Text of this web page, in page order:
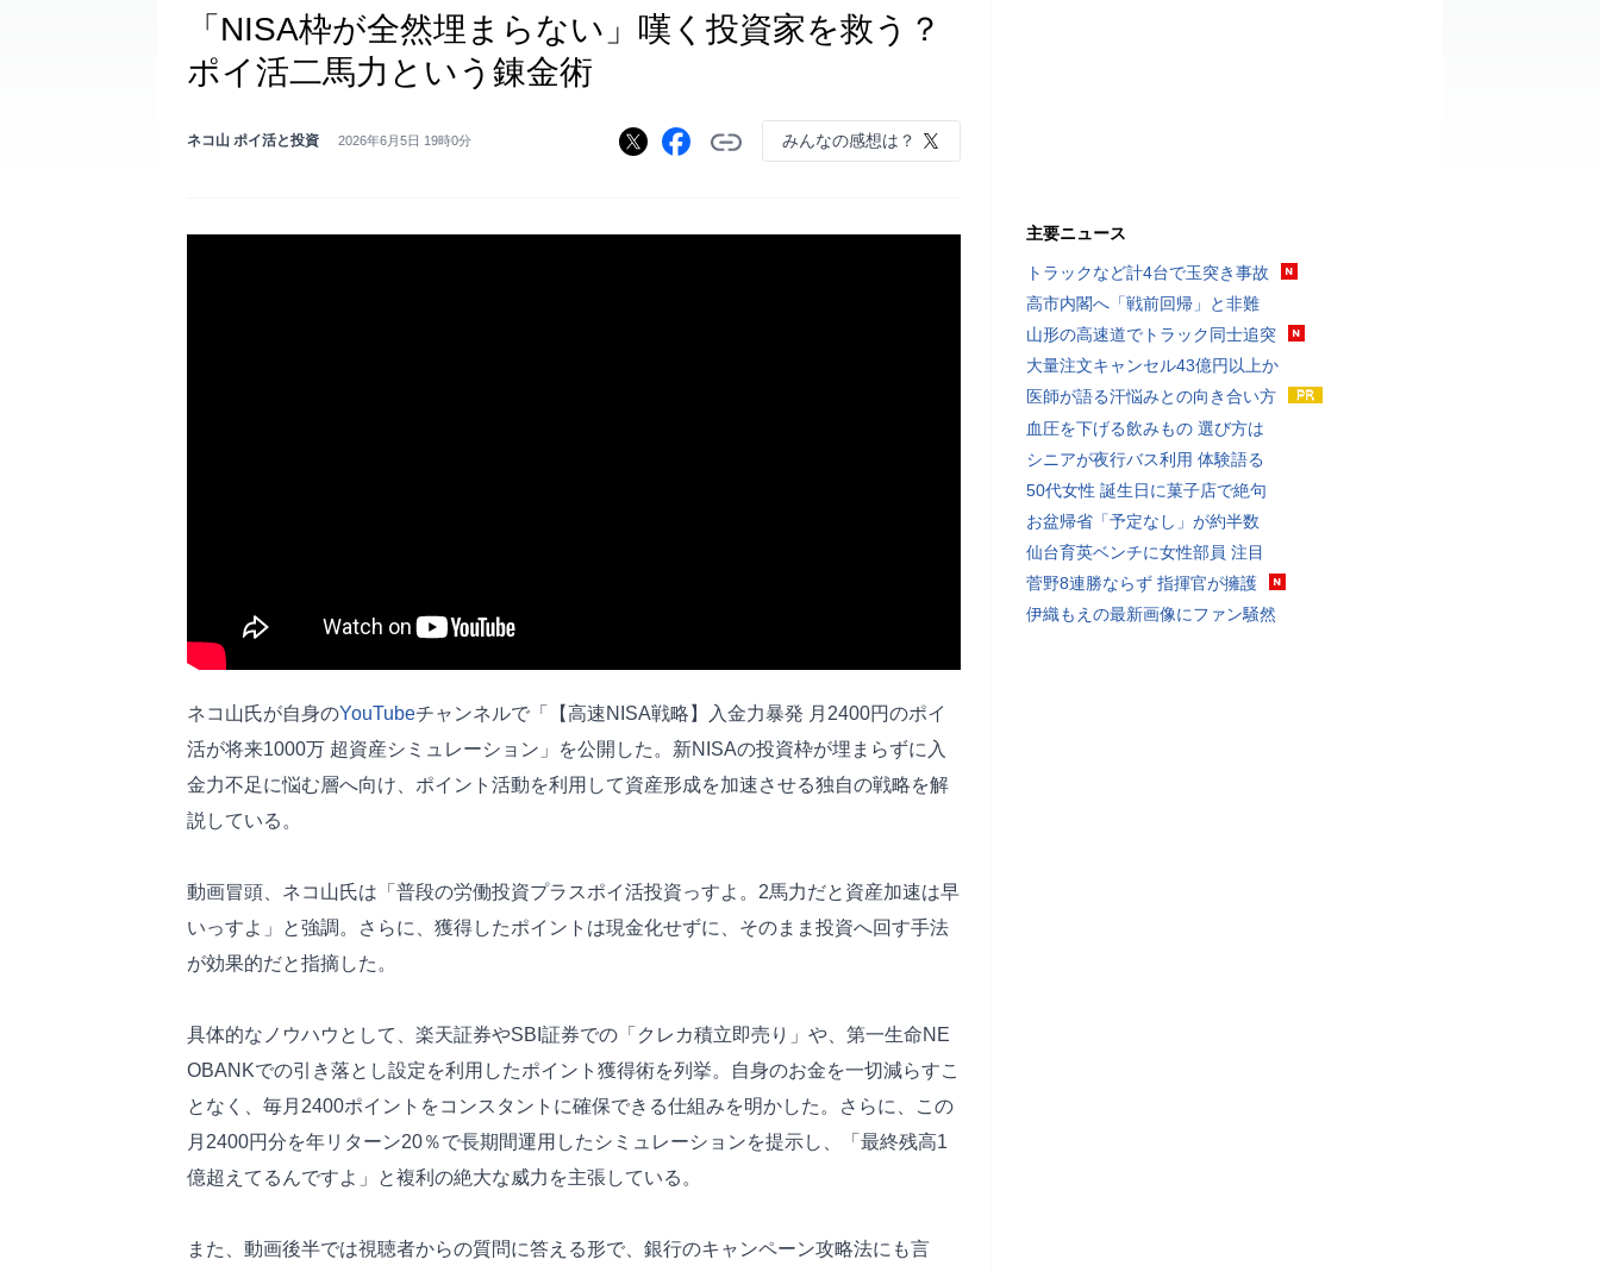
「NISA枠が全然埋まらない」嘆く投資家を救う？
ポイ活二馬力という錬金術
ネコ山 ポイ活と投資 2026年6月5日 19時0分 みんなの感想は？
ネコ山氏が自身のYouTubeチャンネルで「【高速NISA戦略】入金力暴発 月2400円のポイ
活が将来1000万 超資産シミュレーション」を公開した。新NISAの投資枠が埋まらずに入
金力不足に悩む層へ向け、ポイント活動を利用して資産形成を加速させる独自の戦略を解
説している。
動画冒頭、ネコ山氏は「普段の労働投資プラスポイ活投資っすよ。2馬力だと資産加速は早
いっすよ」と強調。さらに、獲得したポイントは現金化せずに、そのまま投資へ回す手法
が効果的だと指摘した。
具体的なノウハウとして、楽天証券やSBI証券での「クレカ積立即売り」や、第一生命NE
OBANKでの引き落とし設定を利用したポイント獲得術を列挙。自身のお金を一切減らすこ
となく、毎月2400ポイントをコンスタントに確保できる仕組みを明かした。さらに、この
月2400円分を年リターン20％で長期間運用したシミュレーションを提示し、「最終残高1
億超えてるんですよ」と複利の絶大な威力を主張している。
また、動画後半では視聴者からの質問に答える形で、銀行のキャンペーン攻略法にも言
主要ニュース
トラックなど計4台で玉突き事故
高市内閣へ「戦前回帰」と非難
山形の高速道でトラック同士追突
大量注文キャンセル43億円以上か
医師が語る汗悩みとの向き合い方
血圧を下げる飲みもの 選び方は
シニアが夜行バス利用 体験語る
50代女性 誕生日に菓子店で絶句
お盆帰省「予定なし」が約半数
仙台育英ベンチに女性部員 注目
菅野8連勝ならず 指揮官が擁護
伊織もえの最新画像にファン騒然